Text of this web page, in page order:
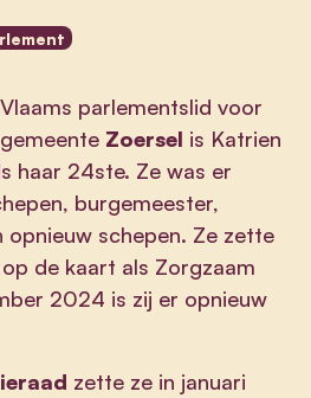
parlementslid voor
Zoersel is Katrien
haar 24ste. Ze was er
burgemeester,
schepen. Ze zette
de kaart als Zorgzaam
2024 is zij er opnieuw
zette ze in januari